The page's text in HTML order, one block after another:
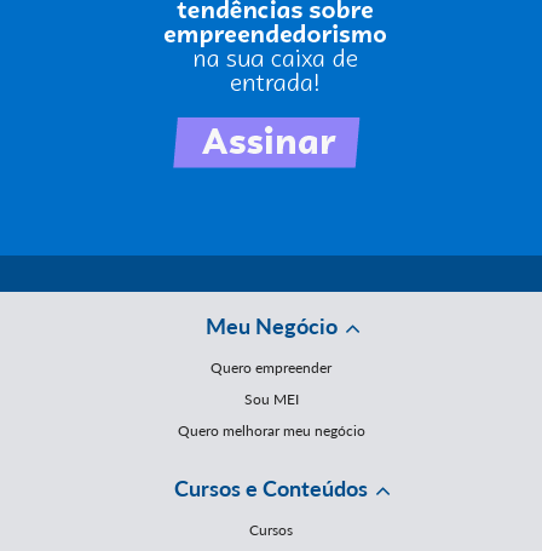
Meu Negócio
Quero empreender
Sou MEI
Quero melhorar meu negócio
Cursos e Conteúdos
Cursos